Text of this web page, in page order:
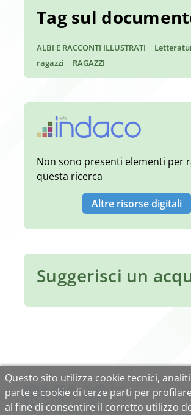
Tag sul
ALBI E RACCONTI ILLUSTRATI
ragazzi
RAGAZZI
Non sono presenti elementi per
questa ricerca
Altre risorse digitali
Suggerisci un
Questo sito utilizza cookie tecnici,
parte e cookie di terze parti per
al fine di consentire il corretto utilizzo